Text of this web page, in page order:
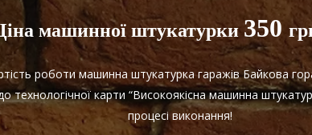
машинної штукатурки350
роботи машинна штукатурка гаражів Байкова
технологічної карти “Високоякісна машинна
процесі виконання!